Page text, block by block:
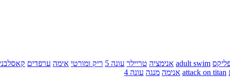
adult swim אנימציה טריילר עונה 5 ריק ומורטי אימה ערפדים
attack on titan אנימה מנגה עונה 4